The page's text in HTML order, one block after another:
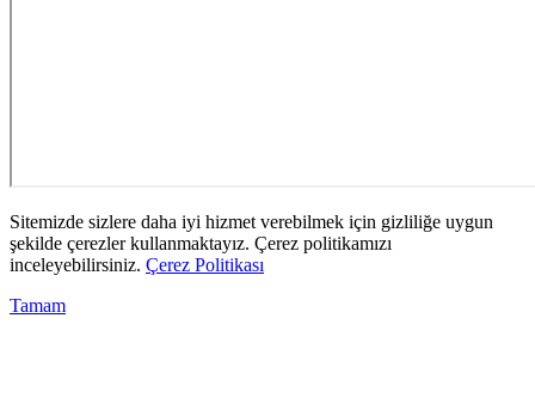
Sitemizde sizlere daha iyi hizmet verebilmek için gizliliğe uygun
şekilde çerezler kullanmaktayız. Çerez politikamızı
inceleyebilirsiniz. Çerez Politikası
Tamam